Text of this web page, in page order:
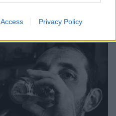
Privacy Policy
Ίδρυμα Σταύρος